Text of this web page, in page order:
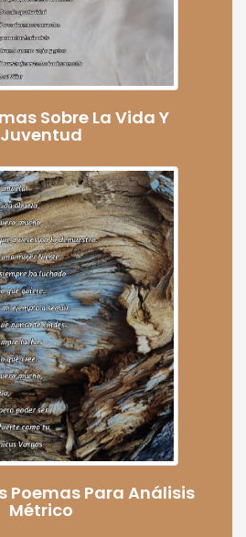
Sobre La Vida Y
Juventud
Poemas Para Análisis
Métrico